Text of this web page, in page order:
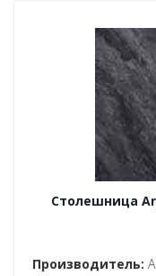
Столешница
Производитель: